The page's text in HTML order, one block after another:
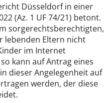
Düsseldorf in einer
(Az. 1 UF 74/21) betont.
sorgerechtsberechtigten,
lebenden Eltern nicht
im Internet
kann auf Antrag eines
dieser Angelegenheit auf
werden, der diese